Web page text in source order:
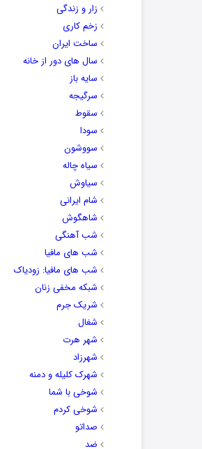
زار و زندگی
زخم کاری
ساخت ایران
سال های دور از خانه
سایه باز
سرگیجه
سقوط
سودا
سووشون
سیاه چاله
سیاوش
شام ایرانی
شاهگوش
شب آهنگی
شب های مافیا
شب های مافیا: زودیاک
شبکه مخفی زنان
شریک جرم
شغال
شهر هرت
شهرزاد
شهرک کلیله و دمنه
شوخی با شما
شوخی کردم
صداتو
ضد